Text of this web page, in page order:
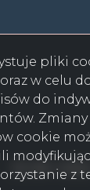
Facebook
Facebook
pliki
w celu
do
cookie
z